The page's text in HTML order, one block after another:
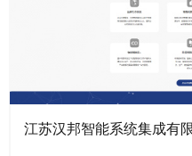
江苏汉邦智能系统集成有